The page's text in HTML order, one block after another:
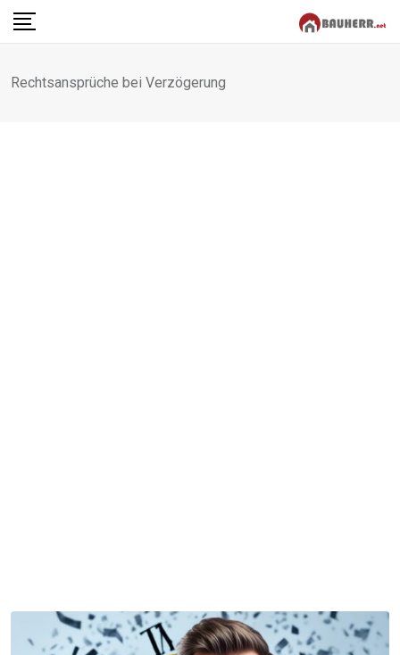
Skip
Rechtsansprüche bei Verzögerung